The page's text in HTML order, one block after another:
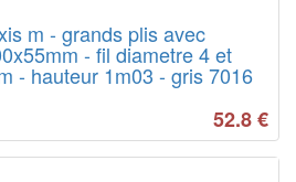
m - grands plis avec
- fil diametre 4 et
- hauteur 1m03 - gris 7016
52.8€